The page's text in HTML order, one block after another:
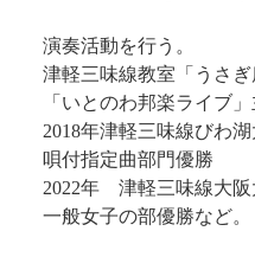
を行う。
教室「うさぎ庵
邦楽ライブ」主
軽三味線びわ湖
曲部門優勝
軽三味線大阪
の部優勝など。